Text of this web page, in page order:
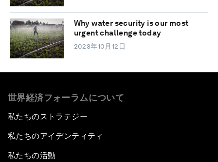
Why water security is our most
urgent challenge today
2023年10月12日
世界経済フォーラムについて
私たちのストラテジー
私たちのアイデンティティ
私たちの活動